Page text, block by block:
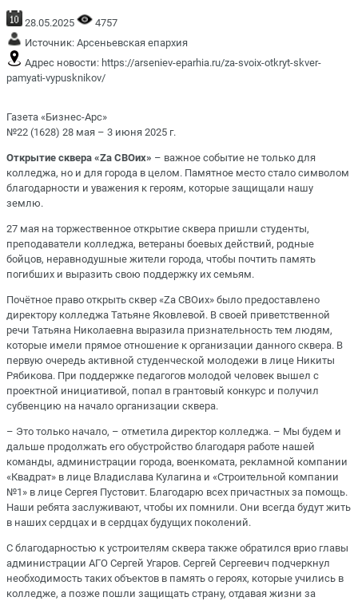
28.05.2025
4757
Источник: Арсеньевская епархия
Адрес новости: https://arseniev-eparhia.ru/za-svoix-otkryt-skver-
pamyati-vypusknikov/
Газета «Бизнес-Арс»
№22 (1628) 28 мая – 3 июня 2025 г.
Открытие сквера «Zа СВОих» – важное событие не только для
колледжа, но и для города в целом. Памятное место стало символом
благодарности и уважения к героям, которые защищали нашу
землю.
27 мая на торжественное открытие сквера пришли студенты,
преподаватели колледжа, ветераны боевых действий, родные
бойцов, неравнодушные жители города, чтобы почтить память
погибших и выразить свою поддержку их семьям.
Почётное право открыть сквер «Zа СВОих» было предоставлено
директору колледжа Татьяне Яковлевой. В своей приветственной
речи Татьяна Николаевна выразила признательность тем людям,
которые имели прямое отношение к организации данного сквера. В
первую очередь активной студенческой молодежи в лице Никиты
Рябикова. При поддержке педагогов молодой человек вышел с
проектной инициативой, попал в грантовый конкурс и получил
субвенцию на начало организации сквера.
– Это только начало, – отметила директор колледжа. – Мы будем и
дальше продолжать его обустройство благодаря работе нашей
команды, администрации города, военкомата, рекламной компании
«Квадрат» в лице Владислава Кулагина и «Строительной компании
№1» в лице Сергея Пустовит. Благодарю всех причастных за помощь.
Наши ребята заслуживают, чтобы их помнили. Они всегда будут жить
в наших сердцах и в сердцах будущих поколений.
С благодарностью к устроителям сквера также обратился врио главы
администрации АГО Сергей Угаров. Сергей Сергеевич подчеркнул
необходимость таких объектов в память о героях, которые учились в
колледже, а позже пошли защищать страну, отдавая жизни за